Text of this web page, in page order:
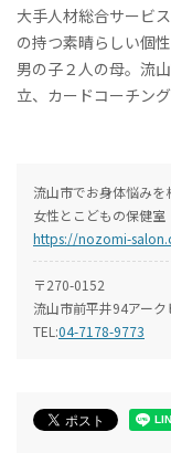
大手人材総合サービ
の持つ素晴らしい個
男の子２人の母。流
立、カードコーチン
流山市でお身体悩みを
女性とこどもの保健室
https://nozomi-
〒270-0152
流山市前平井94アー
TEL:04-7178-9773